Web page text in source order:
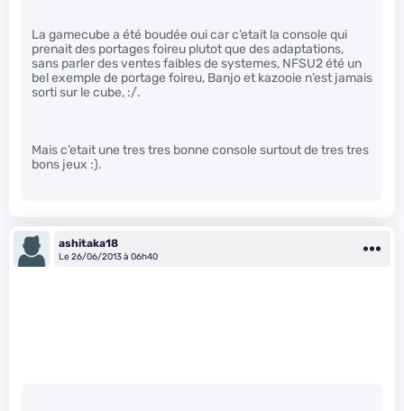
La gamecube a été boudée oui car c’etait la console qui
prenait des portages foireu plutot que des adaptations,
sans parler des ventes faibles de systemes, NFSU2 été un
bel exemple de portage foireu, Banjo et kazooie n’est jamais
sorti sur le cube, :/.
Mais c’etait une tres tres bonne console surtout de tres tres
bons jeux :).
ashitaka18
Le 26/06/2013 à 06h40